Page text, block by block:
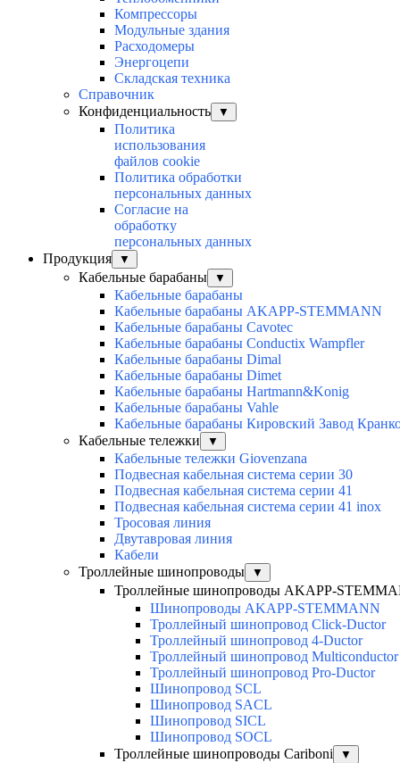
Компрессоры
Модульные здания
Расходомеры
Энергоцепи
Складская техника
Справочник
Конфиденциальность
▼
Политика
использования
файлов cookie
Политика обработки
персональных данных
Согласие на
обработку
персональных данных
Продукция
▼
Кабельные барабаны ▼
Кабельные барабаны
Кабельные барабаны AKAPP-STEMMANN
Кабельные барабаны Cavotec
Кабельные барабаны Conductix Wampfler
Кабельные барабаны Dimal
Кабельные барабаны Dimet
Кабельные барабаны Hartmann&Konig
Кабельные барабаны Vahle
Кабельные барабаны Кировский Завод
Кабельные тележки
▼
Кабельные тележки Giovenzana
Подвесная кабельная система серии 30
Подвесная кабельная система серии 41
Подвесная кабельная система серии 41 inox
Тросовая линия
Двутавровая линия
Кабели
Троллейные шинопроводы
▼
Троллейные шинопроводы AKAPP-
Шинопроводы AKAPP-STEMMANN
Троллейный шинопровод Click-Ductor
Троллейный шинопровод 4-Ductor
Троллейный шинопровод Multiconductor
Троллейный шинопровод Pro-Ductor
Шинопровод SCL
Шинопровод SACL
Шинопровод SICL
Шинопровод SOCL
Троллейные шинопроводы Cariboni
▼